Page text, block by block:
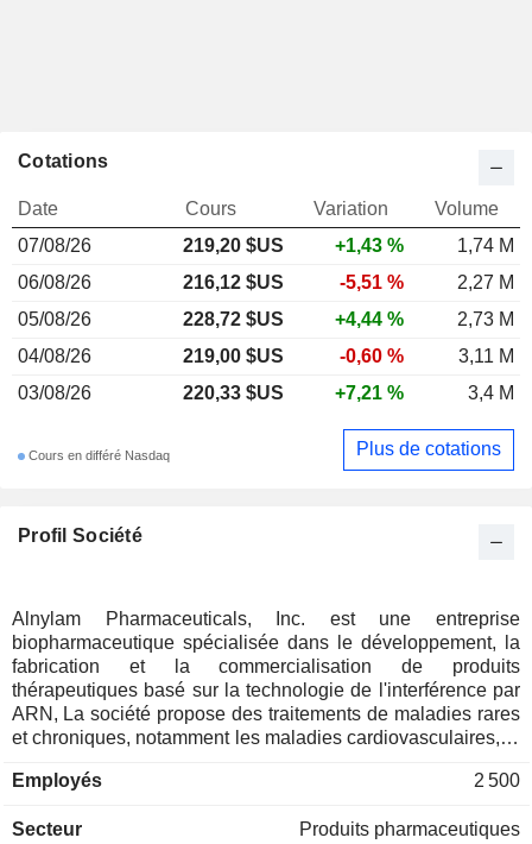
Profil Société
Alnylam Pharmaceuticals, Inc. est une entreprise
biopharmaceutique spécialisée dans le développement, la
fabrication et la commercialisation de produits
thérapeutiques basé sur la technologie de l'interférence par
ARN, La société propose des traitements de maladies rares
et chroniques, notamment les maladies cardiovasculaires, la
l'amylose à transthyrétine avec atteinte neurologique. A fin
portefeuille de 5 produits en phase de commercialisation et
Employés 2 500
Secteur Produits pharmaceutiques
Cotations
Date Cours Variation
Volume
07/08/26
219,20 $US +1,43 %
1,74 M
06/08/26
216,12 $US -5,51 %
2,27 M
05/08/26
228,72 $US +4,44 %
2,73 M
04/08/26
219,00 $US -0,60 %
3,11 M
03/08/26
220,33 $US +7,21 % 3,4 M
Cours en différé Nasdaq Plus de cotations